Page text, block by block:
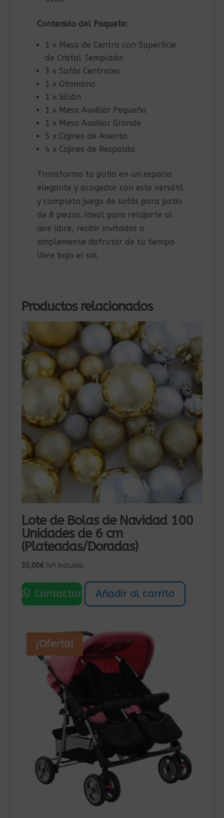
Contenido del Paquete:
1 x Mesa de Centro con Superficie
de Cristal Templado
3 x Sofás Centrales
1 x Otomana
1 x Sillón
1 x Mesa Auxiliar Pequeña
1 x Mesa Auxiliar Grande
5 x Cojines de Asiento
4 x Cojines de Respaldo
Transforma tu patio en un espacio
elegante y acogedor con este versátil
y completo juego de sofás para patio
de 8 piezas. Ideal para relajarte al
aire libre, recibir invitados o
simplemente disfrutar de tu tiempo
libre bajo el sol.
Productos relacionados
Lote de Bolas de Navidad 100
Unidades de 6 cm
(Plateadas/Doradas)
35,00€ IVA Incluído
Contactar Añadir al carrito
¡Oferta!